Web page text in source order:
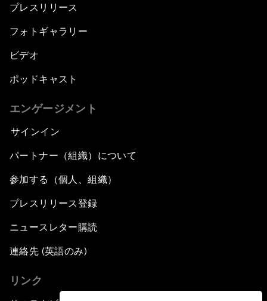
プレスリリース
フォトギャラリー
ビデオ
ポッドキャスト
エンゲージメント
サインイン
パートナー（組織）について
参加する（個人、組織）
プレスリリース登録
ニュースレター購読
連絡先 (英語のみ)
リンク